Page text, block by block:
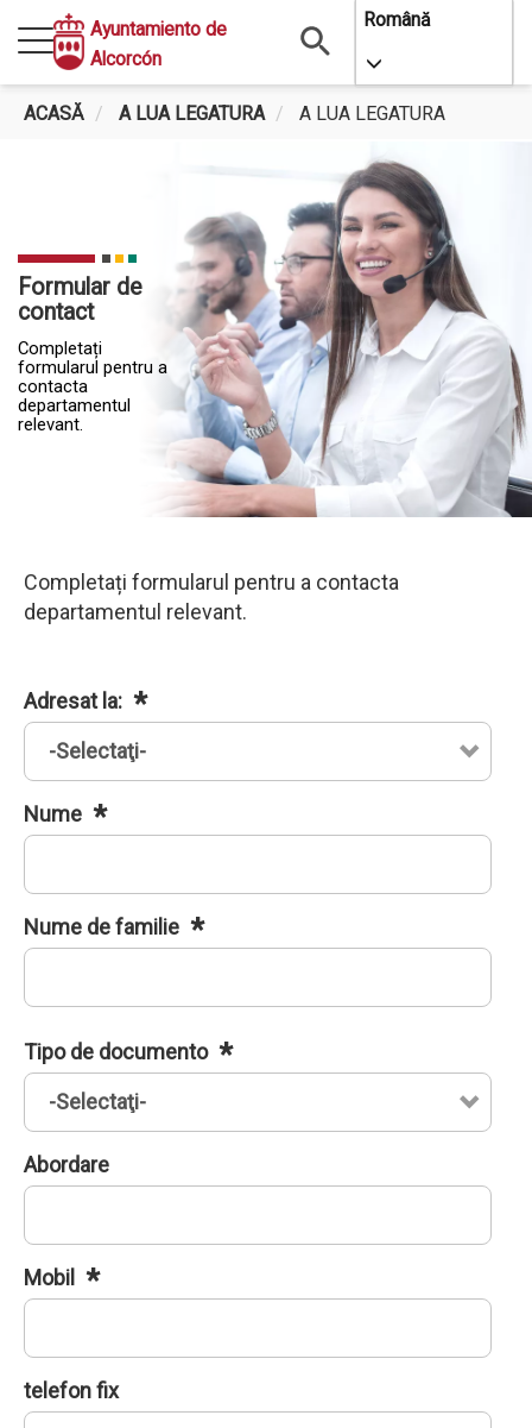
conţinutul
principal
Ayuntamiento de
Alcorcón
Română
Toggle
ACASĂ A LUA LEGATURA A LUA LEGATURA
Formular de
contact
Completați
formularul pentru a
contacta
departamentul
relevant.
Completați formularul pentru a contacta
departamentul relevant.
Adresat la:
Nume
Nume de familie
Tipo de documento
Abordare
Mobil
telefon fix